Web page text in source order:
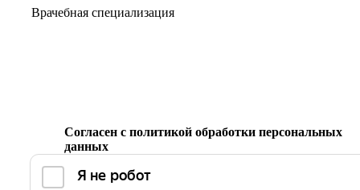
Согласен с политикой обработки персональных
данных